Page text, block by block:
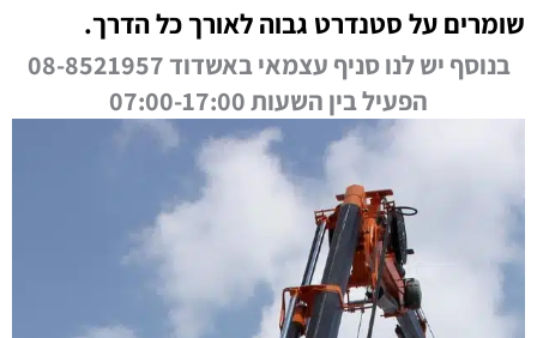
שומרים על סטנדרט גבוה לאורך כל הדרך.
בנוסף יש לנו סניף עצמאי באשדוד 08-8521957
הפעיל בין השעות 07:00-17:00